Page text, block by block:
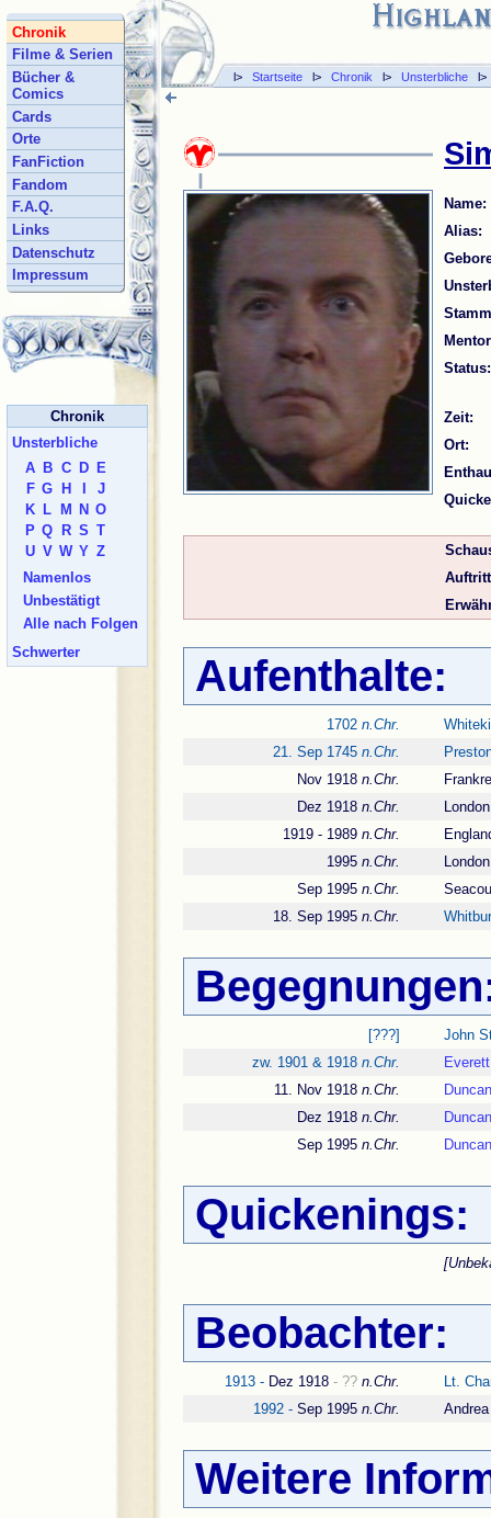
l> Startseite l> Chronik l> Unsterbliche
Name:
Alias:
Status:
Zeit:
Ort:
Aufenthalte:
1702 n.Chr.
21. Sep 1745 n.Chr.
Nov 1918 n.Chr.
Dez 1918 n.Chr.
1919 - 1989 n.Chr.
1995 n.Chr.
Sep 1995 n.Chr.
18. Sep 1995 n.Chr.
[???]
John
zw. 1901 & 1918 n.Chr.
11. Nov 1918 n.Chr.
Dez 1918 n.Chr.
Sep 1995 n.Chr.
Quickenings:
Beobachter:
1913 - Dez 1918 - ?? n.Chr.
Lt.
1992 - Sep 1995 n.Chr.
Weitere
Chronik
Filme & Serien
Bücher &
Comics
Cards
Orte
FanFiction
Fandom
F.A.Q.
Links
Datenschutz
Impressum
Chronik
Unsterbliche
A B C D E
F G H
J
K L M N O
P Q R S T
U V W Y Z
Namenlos
Unbestätigt
Alle nach Folgen
Schwerter